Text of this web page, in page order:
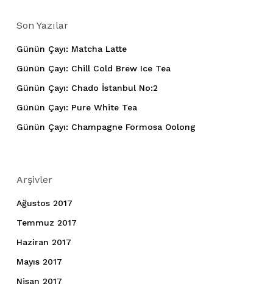
Son Yazılar
Günün Çayı: Matcha Latte
Günün Çayı: Chill Cold Brew Ice Tea
Günün Çayı: Chado İstanbul No:2
Günün Çayı: Pure White Tea
Günün Çayı: Champagne Formosa Oolong
Arşivler
Ağustos 2017
Temmuz 2017
Haziran 2017
Mayıs 2017
Nisan 2017